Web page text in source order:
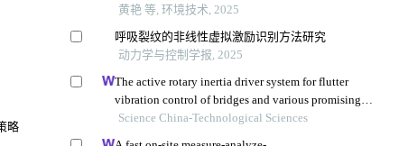
略
黄艳 等, 环境技术, 2025
呼吸裂纹的非线性虚拟激励识别方法研究
动力学与控制学报, 2025
The active rotary inertia driver system for flutter
vibration control of bridges and various promising
applications
Science China-Technological Sciences